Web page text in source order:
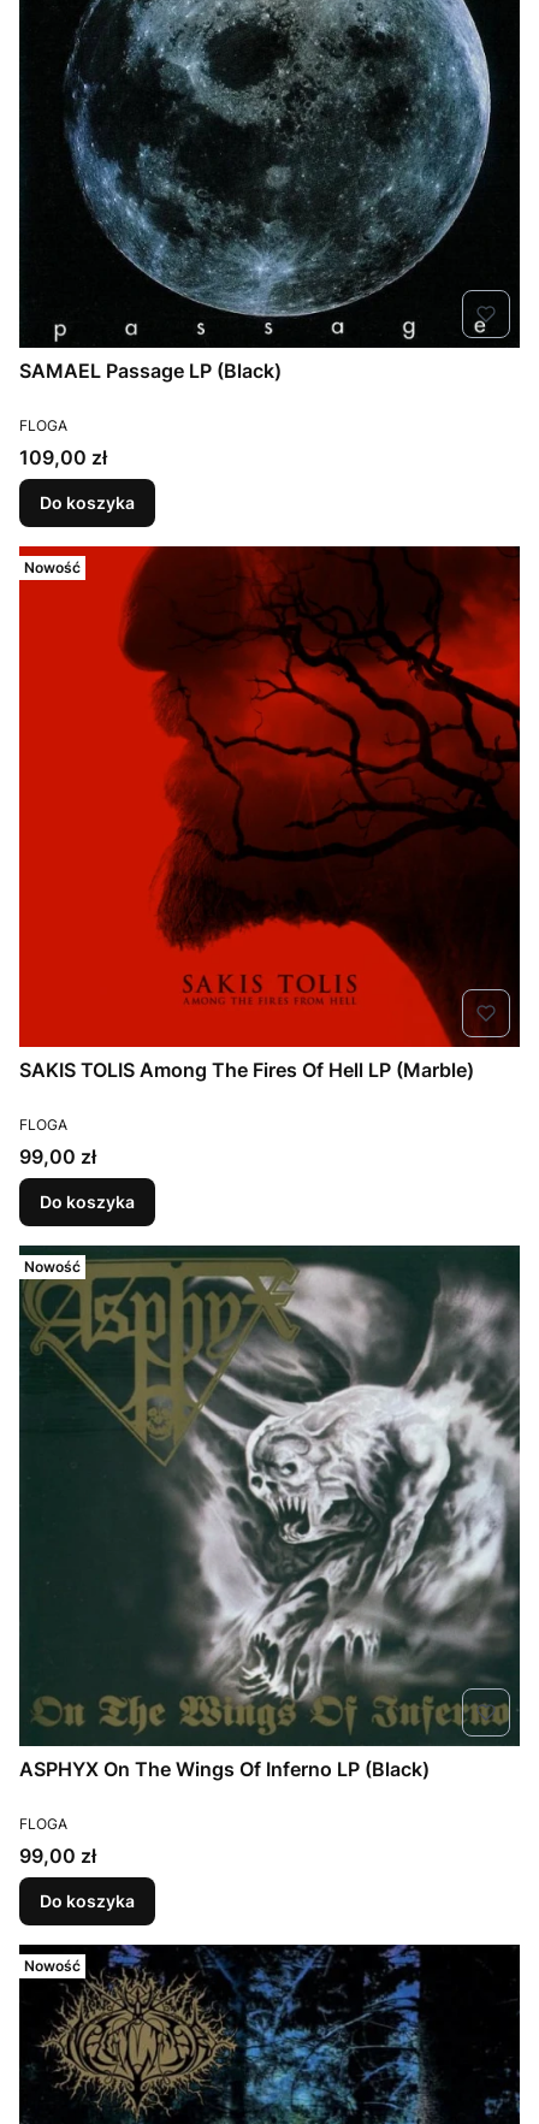
SAMAEL Passage LP (Black)
PRODUCENT
FLOGA
Cena
109,00 zł
Do koszyka
Nowość
SAKIS TOLIS Among The Fires Of Hell LP (Marble)
PRODUCENT
FLOGA
Cena
99,00 zł
Do koszyka
Nowość
ASPHYX On The Wings Of Inferno LP (Black)
PRODUCENT
FLOGA
Cena
99,00 zł
Do koszyka
Nowość